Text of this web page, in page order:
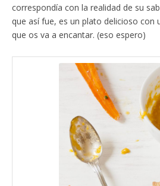
correspondía con la realidad de su
que así fue, es un plato delicioso con
que os va a encantar. (eso espero)